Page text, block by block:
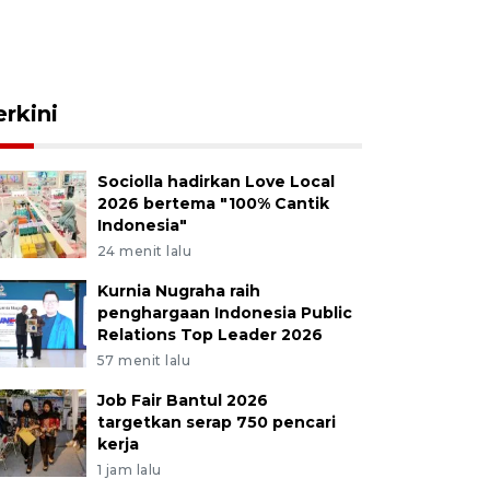
Sociolla hadirkan Love Local
2026 bertema "100% Cantik
Indonesia"
24 menit lalu
Kurnia Nugraha raih
penghargaan Indonesia Public
Relations Top Leader 2026
57 menit lalu
Job Fair Bantul 2026
targetkan serap 750 pencari
kerja
1 jam lalu